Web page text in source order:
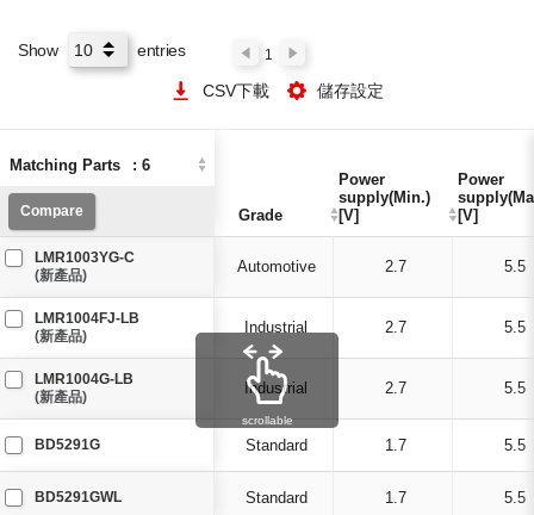
Show entries 1
CSV下載 儲存設定
Matching Parts : 6
Compare Grade
Power
supply(Min.)
[V]
Power
[V]
LMR1003YG-C
(新產品)
Automotive 2.7 5.5
LMR1004FJ-LB
(新產品)
Industrial 2.7 5.5
LMR1004G-LB
(新產品)
Industrial 2.7 5.5
BD5291G Standard 1.7 5.5
BD5291GWL Standard 1.7 5.5
Matching Parts : 6
Compare Grade
Power
supply(Min.)
[V]
Power
[V]
scrollable